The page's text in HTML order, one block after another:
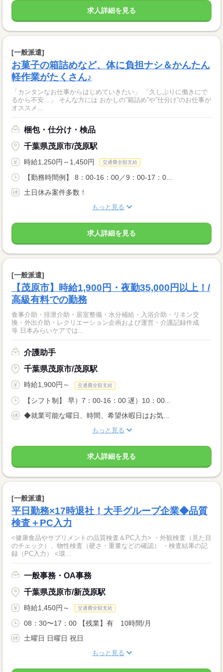
求人詳細を見る
[一般派遣]
お菓子の箱詰めなど、体に負担ナシ＆かんたん
軽作業がたくさん♪
「カンタンなお仕事からはじめていきたい」 「久しぶりに働きにで
るから不安…」 そんな方には おかしの”箱詰め”や”仕分け”のお仕事が
オススメ...
梱包・仕分け・検品
千葉県茂原市/茂原駅
時給1,250円～1,450円 交通費全額支給
【勤務時間例】 8：00-16：00／9：00-17：0...
土日休み案件多数！
もっと見る
求人詳細を見る
[一般派遣]
【茂原市】時給1,900円・夜勤35,000円以上！/
高級有料での勤務
食事介助・排泄介助・居室整備・水分補給・入浴介助・リネン交
換・外出介助・レクリエーション企画および運営・介護記録作成
等 日本みらいケアでは...
介護助手
千葉県茂原市/茂原駅
時給1,900円～ 交通費全額支給
【シフト制】 早）7：00-16：00 遅）10：00...
◆就業可能な曜日、時間、希望休暇日はお気...
もっと見る
求人詳細を見る
[一般派遣]
平日勤務×17時退社！大手グループ企業◆品質
検査＋PC入力
<健康食品やサプリメントの品質検査＆PC入力> ・外観検査（見た目
のチェック）、物性検査（硬さ・重量などの確認） ・検査結果の記
録（PC入力） <環...
一般事務・OA事務
千葉県茂原市/新茂原駅
時給1,450円～ 交通費全額支給
08：30〜17：00 【残業】有 10時間/月
土曜日 日曜日 祝日
もっと見る